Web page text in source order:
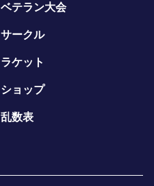
ベテラン大会
サークル
ラケット
ショップ
乱数表